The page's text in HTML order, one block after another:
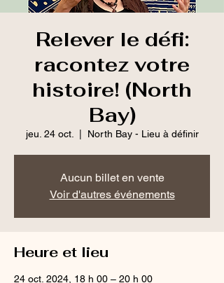
Relever le défi:
racontez votre
histoire! (North
Bay)
jeu. 24 oct. North Bay - Lieu à définir
Aucun billet en vente
Voir d'autres événements
Heure et lieu
24 oct. 2024, 18 h 00 – 20 h 00